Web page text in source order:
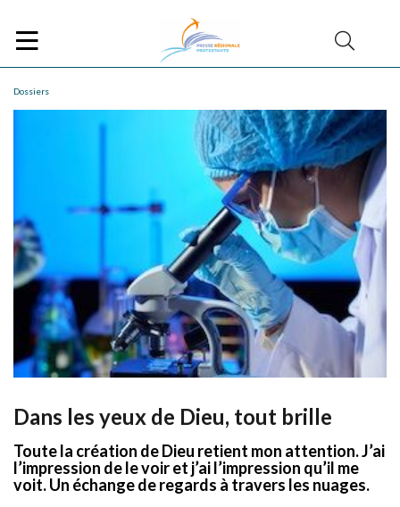
Dossiers
Dans les yeux de Dieu, tout brille
Toute la création de Dieu retient mon attention. J’ai
l’impression de le voir et j’ai l’impression qu’il me
voit. Un échange de regards à travers les nuages.